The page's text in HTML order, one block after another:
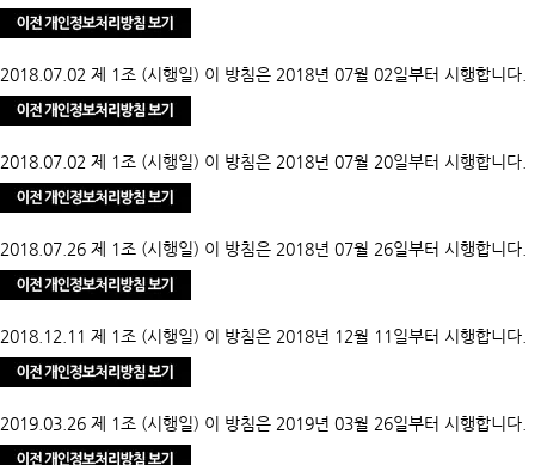
2018.07.02 제 1조 (시행일) 이 방침은 2018년 07월 02일부터 시행합니다.
2018.07.02 제 1조 (시행일) 이 방침은 2018년 07월 20일부터 시행합니다.
2018.07.26 제 1조 (시행일) 이 방침은 2018년 07월 26일부터 시행합니다.
2018.12.11 제 1조 (시행일) 이 방침은 2018년 12월 11일부터 시행합니다.
2019.03.26 제 1조 (시행일) 이 방침은 2019년 03월 26일부터 시행합니다.